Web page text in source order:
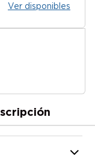
Ver disponibles